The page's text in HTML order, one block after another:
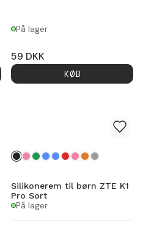
På lager
59 DKK
KØB
Silikonerem til børn ZTE K1
Pro Sort
På lager